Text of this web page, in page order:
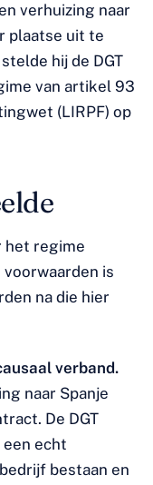
verhuizing naar
plaatse uit te
hij de DGT
van artikel 93
(LIRPF) op
het regime
is
na die hier
verband.
naar Spanje
De DGT
echt
bestaan en